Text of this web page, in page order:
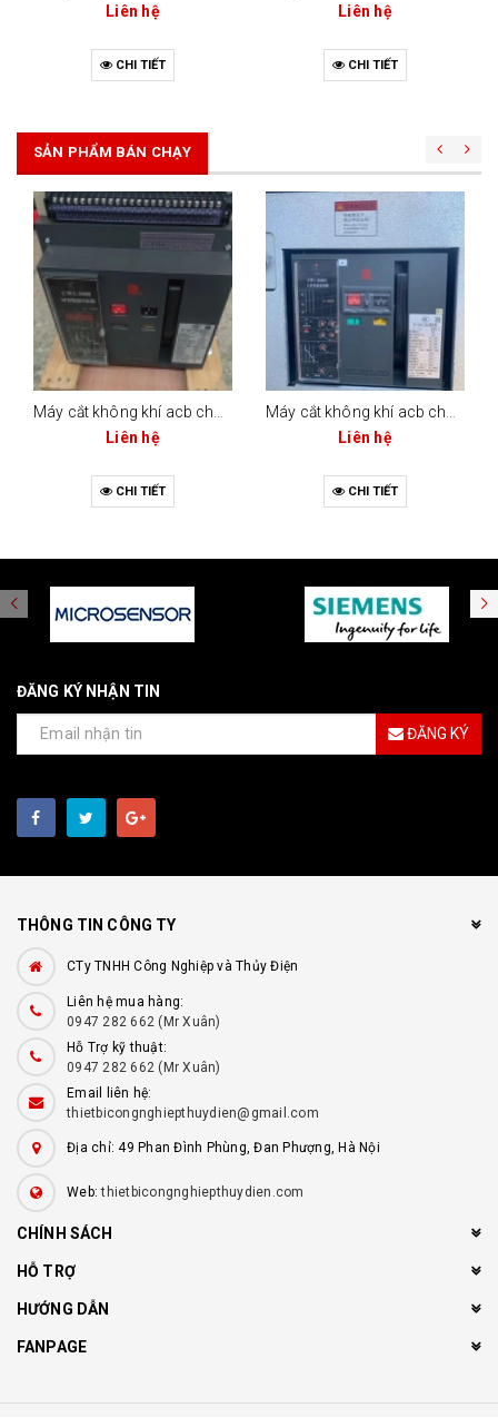
Liên hệ
CHI TIẾT
Liên hệ
CHI TIẾT
SẢN PHẨM BÁN CHẠY
Liên hệ
CHI TIẾT
Liên hệ
CHI TIẾT
ĐĂNG KÝ NHẬN TIN
ĐĂNG KÝ
THÔNG TIN CÔNG TY
CTy TNHH Công Nghiệp và Thủy Điện
Liên hệ mua hàng:
0947 282 662 (Mr Xuân)
Hỗ Trợ kỹ thuật:
0947 282 662 (Mr Xuân)
Email liên hệ:
thietbicongnghiepthuydien@gmail.com
Địa chỉ: 49 Phan Đình Phùng, Đan Phượng, Hà Nội
Web:thietbicongnghiepthuydien.com
CHÍNH SÁCH
HỖ TRỢ
HƯỚNG DẪN
FANPAGE